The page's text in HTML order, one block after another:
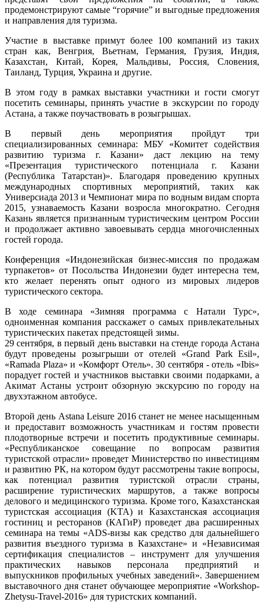
продемонстрируют самые “горячие” и выгодные предложения
и направления для туризма.
Участие в выставке примут более 100 компаний из таких
стран как, Венгрия, Вьетнам, Германия, Грузия, Индия,
Казахстан, Китай, Корея, Мальдивы, Россия, Словения,
Таиланд, Турция, Украина и другие.
В этом году в рамках выставки участники и гости смогут
посетить семинары, принять участие в экскурсии по городу
Астана, а также поучаствовать в розыгрышах.
В первый день мероприятия пройдут три
специализированных семинара: МБУ «Комитет содействия
развитию туризма г. Казани» даст лекцию на тему
«Презентация туристического потенциала г. Казани
(Республика Татарстан)». Благодаря проведению крупных
международных спортивных мероприятий, таких как
Универсиада 2013 и Чемпионат мира по водным видам спорта
2015, узнаваемость Казани возросла многократно. Сегодня
Казань является признанным туристическим центром России
и продолжает активно завоевывать сердца многочисленных
гостей города.
Конференция «Индонезийская бизнес-миссия по продажам
турпакетов» от Посольства Индонезии будет интересна тем,
кто желает перенять опыт одного из мировых лидеров
туристического сектора.
В ходе семинара «Зимняя программа с Натали Турс»,
одноименная компания расскажет о самых привлекательных
туристических пакетах предстоящей зимы.
29 сентября, в первый день выставки на стенде города Астана
будут проведены розыгрыши от отелей «Grand Park Esil»,
«Ramada Plaza» и «Комфорт Отель». 30 сентября - отель «Ibis»
порадует гостей и участников выставки своими подарками, а
Акимат Астаны устроит обзорную экскурсию по городу на
двухэтажном автобусе.
Второй день Astana Leisure 2016 станет не менее насыщенным
и предоставит возможность участникам и гостям провести
плодотворные встречи и посетить продуктивные семинары.
«Республиканское совещание по вопросам развития
туристской отрасли» проведет Министерство по инвестициям
и развитию РК, на котором будут рассмотрены такие вопросы,
как потенциал развития туристской отрасли страны,
расширение туристических маршрутов, а также вопросы
делового и медицинского туризма. Кроме того, Казахстанская
туристская ассоциация (KTA) и Казахстанская ассоциация
гостиниц и ресторанов (КАГиР) проведет два расширенных
семинара на темы «ADS-визы как средство для дальнейшего
развития въездного туризма в Казахстане» и «Независимая
сертификация специалистов – инструмент для улучшения
практических навыков персонала предприятий и
выпускников профильных учебных заведений». Завершением
выставочного дня станет обучающее мероприятие «Workshop-
Zhetysu-Travel-2016» для туристских компаний.